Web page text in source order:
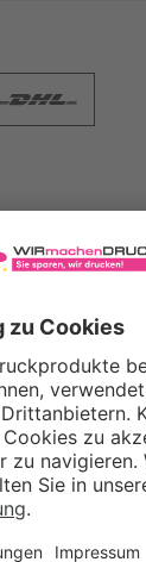
GmbH
982 - 20
982 - 21